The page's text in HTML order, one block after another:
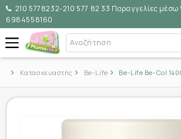
210 5778232-210 577 82 33 Παραγγελίες μέσω
6984558160
Κατασκευαστής Be-Life Be-Life Be-Col